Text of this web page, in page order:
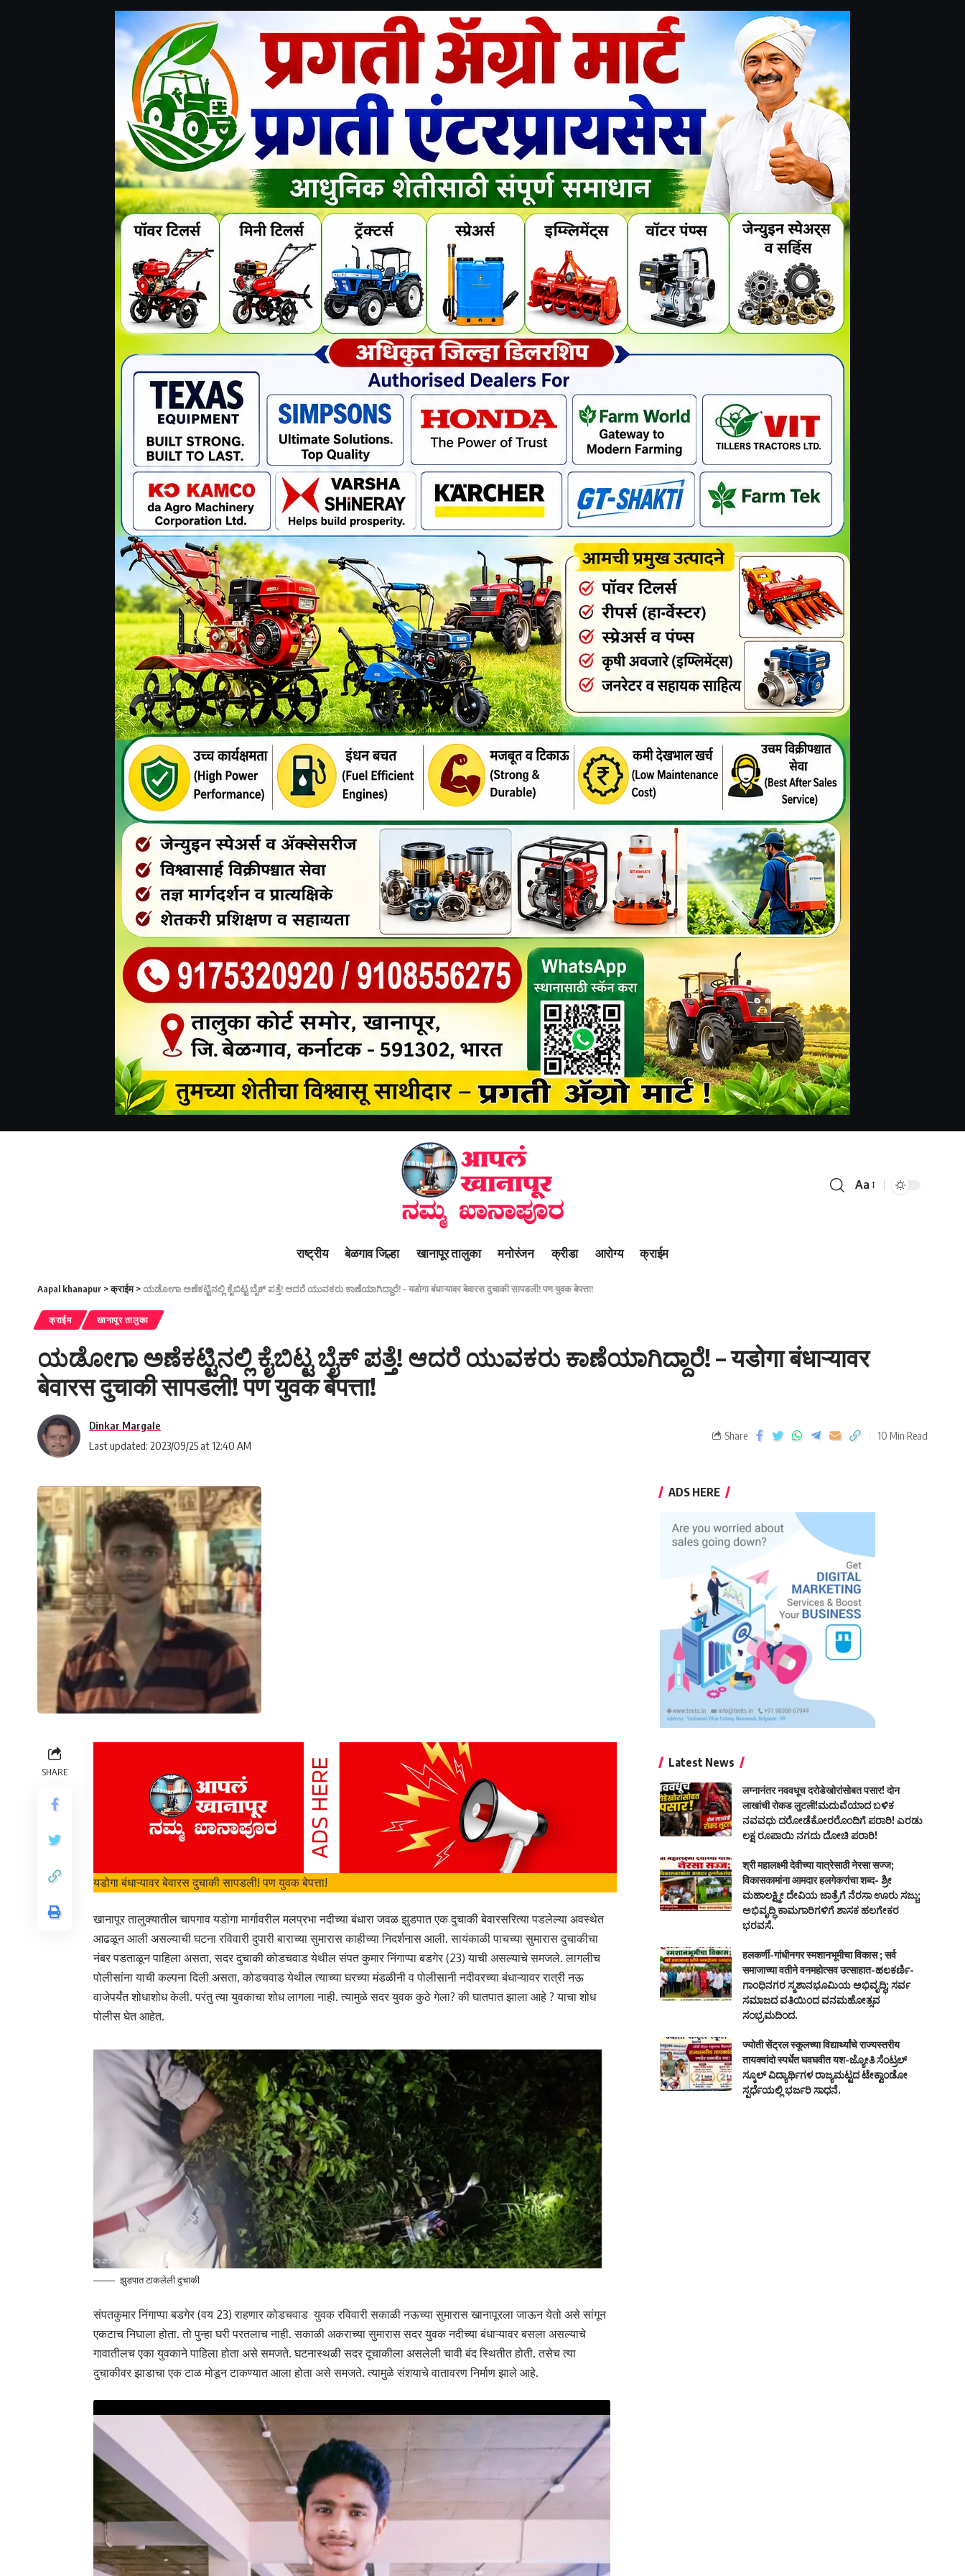
Aa
राष्ट्रीय बेळगाव जिल्हा खानापूर तालुका मनोरंजन क्रीडा आरोग्य क्राईम
Aapal khanapur >क्राईम>ಯಡೋಗಾ ಅಣೆಕಟ್ಟಿನಲ್ಲಿ ಕೈಬಿಟ್ಟ ಬೈಕ್ ಪತ್ತೆ! ಆದರೆ ಯುವಕರು ಕಾಣೆಯಾಗಿದ್ದಾರೆ! – यडोगा बंधाऱ्यावर बेवारस दुचाकी सापडली! पण युवक बेपत्ता!
क्राईम खानापूर तालुका
ಯಡೋಗಾ ಅಣೆಕಟ್ಟಿನಲ್ಲಿ ಕೈಬಿಟ್ಟ ಬೈಕ್ ಪತ್ತೆ! ಆದರೆ ಯುವಕರು ಕಾಣೆಯಾಗಿದ್ದಾರೆ! – यडोगा बंधाऱ्यावर
बेवारस दुचाकी सापडली! पण युवक बेपत्ता!
Last updated: 2023/09/25 at 12:40 AM
Dinkar Margale
Share 10 Min Read
SHARE
यडोगा बंधाऱ्यावर बेवारस दुचाकी सापडली! पण युवक बेपत्ता!
खानापूर तालुक्यातील चापगाव यडोगा मार्गावरील मलप्रभा नदीच्या बंधारा जवळ झुडपात एक दुचाकी बेवारसरित्या पडलेल्या अवस्थेत
आढळून आली असल्याची घटना रविवारी दुपारी बाराच्या सुमारास काहीच्या निदर्शनास आली. सायंकाळी पाचच्या सुमारास दुचाकीचा
नंबर पडताळून पाहिला असता, सदर दुचाकी कोडचवाड येथील संपत कुमार निंगाप्पा बडगेर (23) याची असल्याचे समजले. लागलीच
पोलीसांना याची कल्पना दिली असता, कोडचवाड येथील त्याच्या घरच्या मंडळीनी व पोलीसानी नदीवरच्या बंधाऱ्यावर रात्री नऊ
वाजेपर्यंत शोधाशोध केली. परंतु त्या युवकाचा शोध लागला नाही. त्यामुळे सदर युवक कुठे गेला? की घातपात झाला आहे ? याचा शोध
पोलीस घेत आहेत.
झुडपात टाकलेली दुचाकी
संपतकुमार निंगाप्पा बडगेर (वय 23) राहणार कोडचवाड युवक रविवारी सकाळी नऊच्या सुमारास खानापूरला जाऊन येतो असे सांगून
एकटाच निघाला होता. तो पुन्हा घरी परतलाच नाही. सकाळी अकराच्या सुमारास सदर युवक नदीच्या बंधाऱ्यावर बसला असल्याचे
गावातीलच एका युवकाने पाहिला होता असे समजते. घटनास्थळी सदर दूचाकीला असलेली चावी बंद स्थितीत होती. तसेच त्या
दुचाकीवर झाडाचा एक टाळ मोडून टाकण्यात आला होता असे समजते. त्यामुळे संशयाचे वातावरण निर्माण झाले आहे.
ADS HERE
Latest News
लग्नानंतर नववधूच दरोडेखोरांसोबत पसार! दोन
लाखांची रोकड लुटली!ಮದುವೆಯಾದ ಬಳಿಕ
ನವವಧು ದರೋಡೆಕೋರರೊಂದಿಗೆ ಪರಾರಿ! ಎರಡು
ಲಕ್ಷ ರೂಪಾಯಿ ನಗದು ದೋಚಿ ಪರಾರಿ!
श्री महालक्ष्मी देवीच्या यात्रेसाठी नेरसा सज्ज;
विकासकामांना आमदार हलगेकरांचा शब्द- ಶ್ರೀ
ಮಹಾಲಕ್ಷ್ಮೀ ದೇವಿಯ ಜಾತ್ರೆಗೆ ನೆರಸಾ ಊರು ಸಜ್ಜು;
ಅಭಿವೃದ್ಧಿ ಕಾಮಗಾರಿಗಳಿಗೆ ಶಾಸಕ ಹಲಗೇಕರ
ಭರವಸೆ.
हलकर्णी-गांधीनगर स्मशानभूमीचा विकास ; सर्व
समाजाच्या वतीने वनमहोत्सव उत्साहात-ಹಲಕರ್ಣಿ-
ಗಾಂಧಿನಗರ ಸ್ಮಶಾನಭೂಮಿಯ ಅಭಿವೃದ್ಧಿ; ಸರ್ವ
ಸಮಾಜದ ವತಿಯಿಂದ ವನಮಹೋತ್ಸವ
ಸಂಭ್ರಮದಿಂದ.
ज्योती सेंट्रल स्कूलच्या विद्यार्थ्यांचे राज्यस्तरीय
तायक्वांदो स्पर्धेत घवघवीत यश-ಜ್ಯೋತಿ ಸೆಂಟ್ರಲ್
ಸ್ಕೂಲ್ ವಿದ್ಯಾರ್ಥಿಗಳ ರಾಜ್ಯಮಟ್ಟದ ಟೇಕ್ವಾಂಡೋ
ಸ್ಪರ್ಧೆಯಲ್ಲಿ ಭರ್ಜರಿ ಸಾಧನೆ.